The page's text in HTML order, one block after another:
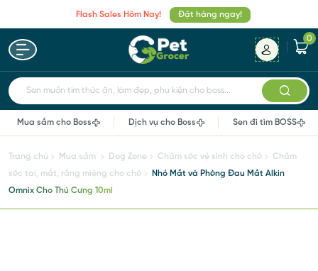
Flash Sales Hôm Nay! Đặt hàng ngay!
0
Sen muốn tìm thức ăn, làm đẹp, phụ kiện cho boss...
Mua sắm cho Boss Dịch vụ cho Boss Sen đi tìm BOSS
Trang chủ Mua sắm Dog Zone Chăm sóc vệ sinh cho chó
Chăm
sóc tai, mắt, răng miệng cho chó
Nhỏ Mắt và Phòng Đau Mắt Alkin
Omnix Cho Thú Cưng 10ml